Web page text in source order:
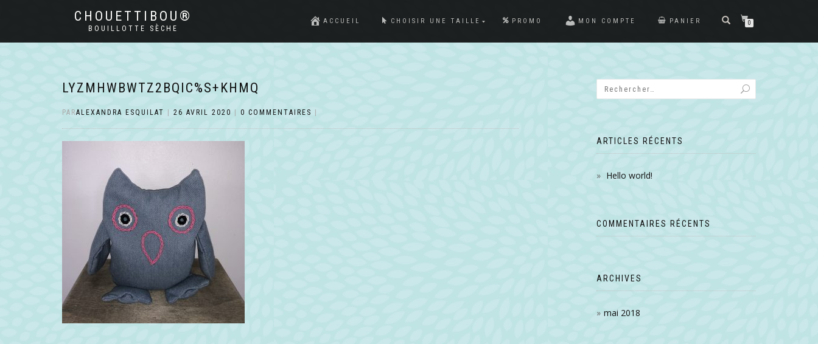
CHOUETTIBOU®
BOUILLOTTE SÈCHE
ACCUEIL CHOISIR UNE TAILLE PROMO MON COMPTE PANIER 0
LYZMHWBWTZ2BQIC%S+KHMQ
PARALEXANDRA ESQUILAT 26 AVRIL 2020 0 COMMENTAIRES
ARTICLES RÉCENTS
Hello world!
COMMENTAIRES RÉCENTS
ARCHIVES
mai 2018